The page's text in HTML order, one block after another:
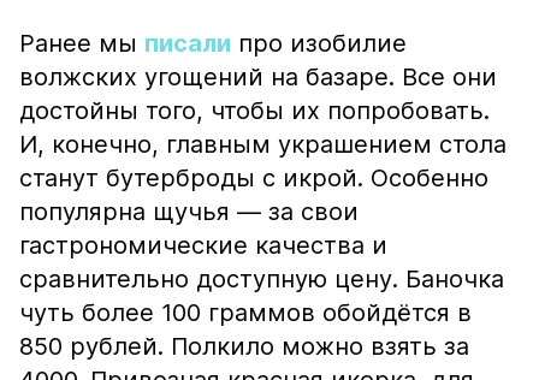
Ранее мы писали про изобилие
волжских угощений на базаре. Все они
достойны того, чтобы их попробовать.
И, конечно, главным украшением стола
станут бутерброды с икрой. Особенно
популярна щучья — за свои
гастрономические качества и
сравнительно доступную цену. Баночка
чуть более 100 граммов обойдётся в
850 рублей. Полкило можно взять за